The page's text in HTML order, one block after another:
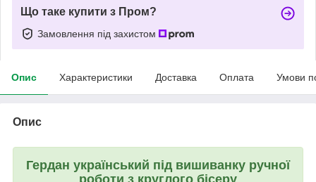
Що таке купити з Пром?
Замовлення під захистом
Опис Характеристики Доставка Оплата Умови
Опис
Гердан український під вишиванку ручної
роботи з круглого бісеру